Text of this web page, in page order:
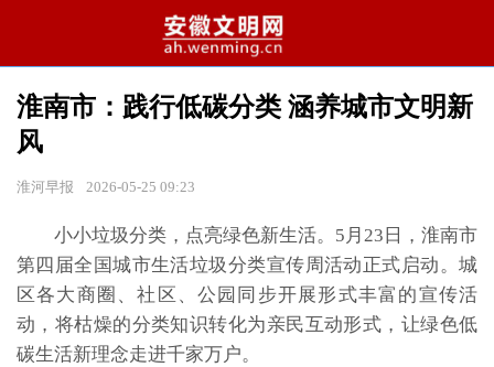
淮南市：践行低碳分类 涵养城市文明新
风
淮河早报 2026-05-25 09:23
小小垃圾分类，点亮绿色新生活。5月23日，淮南市
第四届全国城市生活垃圾分类宣传周活动正式启动。城
区各大商圈、社区、公园同步开展形式丰富的宣传活
动，将枯燥的分类知识转化为亲民互动形式，让绿色低
碳生活新理念走进千家万户。